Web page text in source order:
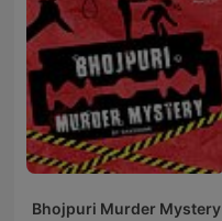
Bhojpuri Murder Mystery